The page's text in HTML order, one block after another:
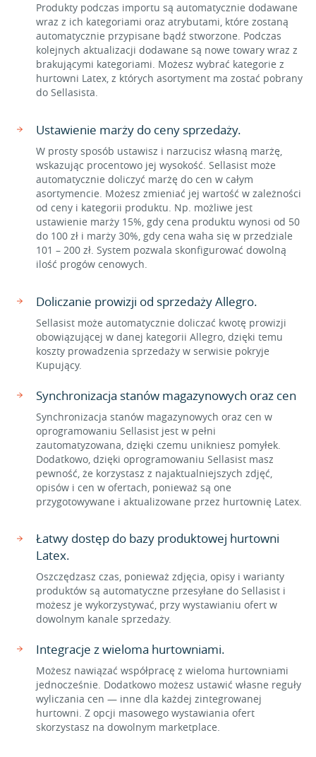
Produkty podczas importu są automatycznie dodawane
wraz z ich kategoriami oraz atrybutami, które zostaną
automatycznie przypisane bądź stworzone. Podczas
kolejnych aktualizacji dodawane są nowe towary wraz z
brakującymi kategoriami. Możesz wybrać kategorie z
hurtowni Latex, z których asortyment ma zostać pobrany
do Sellasista.
Ustawienie marży do ceny sprzedaży.
W prosty sposób ustawisz i narzucisz własną marżę,
wskazując procentowo jej wysokość. Sellasist może
automatycznie doliczyć marżę do cen w całym
asortymencie. Możesz zmieniać jej wartość w zależności
od ceny i kategorii produktu. Np. możliwe jest
ustawienie marży 15%, gdy cena produktu wynosi od 50
do 100 zł i marży 30%, gdy cena waha się w przedziale
101 – 200 zł. System pozwala skonfigurować dowolną
ilość progów cenowych.
Doliczanie prowizji od sprzedaży Allegro.
Sellasist może automatycznie doliczać kwotę prowizji
obowiązującej w danej kategorii Allegro, dzięki temu
koszty prowadzenia sprzedaży w serwisie pokryje
Kupujący.
Synchronizacja stanów magazynowych oraz cen
Synchronizacja stanów magazynowych oraz cen w
oprogramowaniu Sellasist jest w pełni
zautomatyzowana, dzięki czemu unikniesz pomyłek.
Dodatkowo, dzięki oprogramowaniu Sellasist masz
pewność, że korzystasz z najaktualniejszych zdjęć,
opisów i cen w ofertach, ponieważ są one
przygotowywane i aktualizowane przez hurtownię Latex.
Łatwy dostęp do bazy produktowej hurtowni
Latex.
Oszczędzasz czas, ponieważ zdjęcia, opisy i warianty
produktów są automatyczne przesyłane do Sellasist i
możesz je wykorzystywać, przy wystawianiu ofert w
dowolnym kanale sprzedaży.
Integracje z wieloma hurtowniami.
Możesz nawiązać współpracę z wieloma hurtowniami
jednocześnie. Dodatkowo możesz ustawić własne reguły
wyliczania cen — inne dla każdej zintegrowanej
hurtowni. Z opcji masowego wystawiania ofert
skorzystasz na dowolnym marketplace.